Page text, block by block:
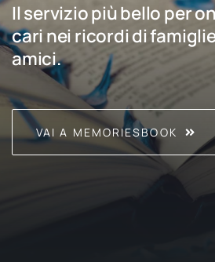
Il servizio più bello per
cari nei ricordi di
amici.
VAI A MEMORIESBOOK